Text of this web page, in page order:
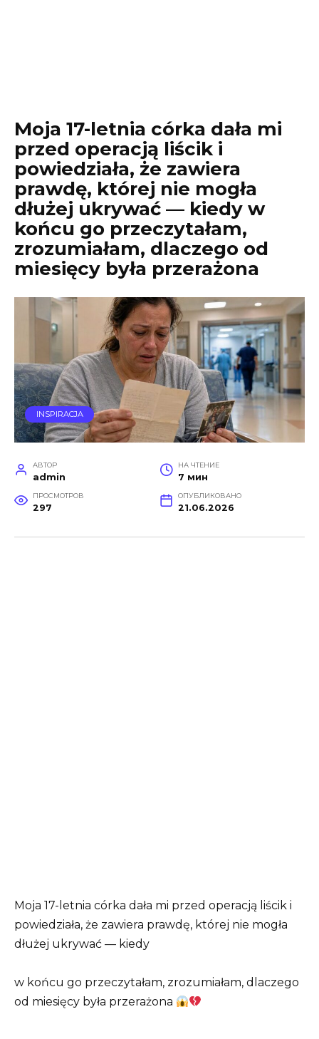
Moja 17-letnia córka dała mi
przed operacją liścik i
powiedziała, że zawiera
prawdę, której nie mogła
dłużej ukrywać — kiedy w
końcu go przeczytałam,
zrozumiałam, dlaczego od
miesięcy była przerażona
INSPIRACJA
АВТОР
admin
НА ЧТЕНИЕ
7 мин
ПРОСМОТРОВ
297
ОПУБЛИКОВАНО
21.06.2026
Moja 17-letnia córka dała mi przed operacją liścik i
powiedziała, że zawiera prawdę, której nie mogła
dłużej ukrywać — kiedy
w końcu go przeczytałam, zrozumiałam, dlaczego
od miesięcy była przerażona